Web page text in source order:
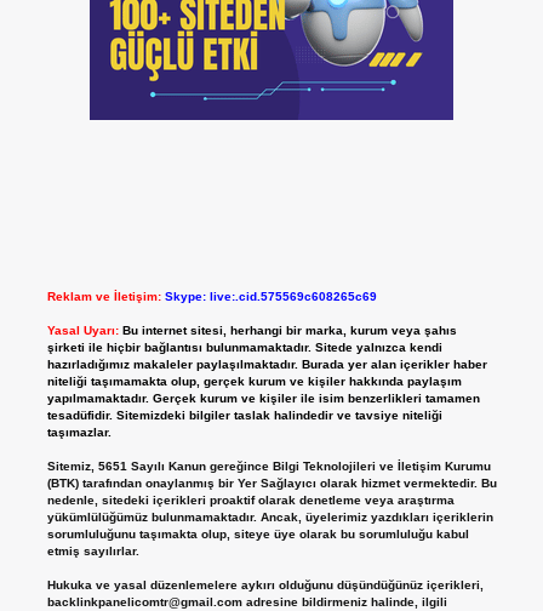
Reklam ve İletişim: Skype: live:.cid.575569c608265c69
Yasal Uyarı: Bu internet sitesi, herhangi bir marka, kurum veya şahıs
şirketi ile hiçbir bağlantısı bulunmamaktadır. Sitede yalnızca kendi
hazırladığımız makaleler paylaşılmaktadır. Burada yer alan içerikler haber
niteliği taşımamakta olup, gerçek kurum ve kişiler hakkında paylaşım
yapılmamaktadır. Gerçek kurum ve kişiler ile isim benzerlikleri tamamen
tesadüfidir. Sitemizdeki bilgiler taslak halindedir ve tavsiye niteliği
taşımazlar.
Sitemiz, 5651 Sayılı Kanun gereğince Bilgi Teknolojileri ve İletişim Kurumu
(BTK) tarafından onaylanmış bir Yer Sağlayıcı olarak hizmet vermektedir. Bu
nedenle, sitedeki içerikleri proaktif olarak denetleme veya araştırma
yükümlülüğümüz bulunmamaktadır. Ancak, üyelerimiz yazdıkları içeriklerin
sorumluluğunu taşımakta olup, siteye üye olarak bu sorumluluğu kabul
etmiş sayılırlar.
Hukuka ve yasal düzenlemelere aykırı olduğunu düşündüğünüz içerikleri,
backlinkpanelicomtr@gmail.comadresine bildirmeniz halinde, ilgili